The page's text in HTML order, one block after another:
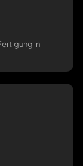
in